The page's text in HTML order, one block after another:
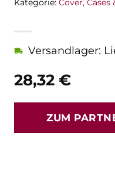
28,32 €
Versandlager:
ZUM
Kategorie: Cover,